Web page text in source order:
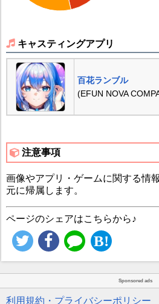
キャスティングアプリ
百花ランブル
(EFUN NOVA
注意事項
画像やアプリ・ゲームに関する情
元に帰属します。
ページのシェアはこちらから♪
Sponsored ads
利用規約・プライバシーポリシー